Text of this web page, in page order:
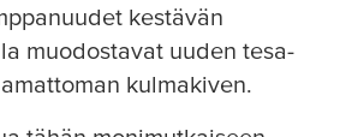
kestävän
muodostavat uuden tesa-
kulmakiven.